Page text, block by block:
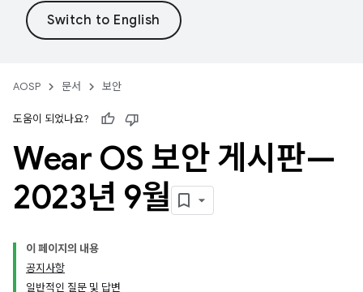
AOSP 문서 보안
도움이 되었나요?
Wear OS 보안 게시판—
2023년 9월
이 페이지의 내용
공지사항
일반적인 질문 및 답변